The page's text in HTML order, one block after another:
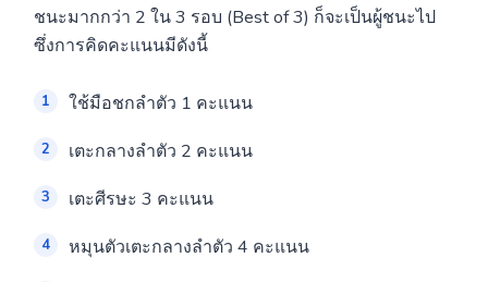
ชนะมากกว่า 2 ใน 3 รอบ (Best of 3) ก็จะเป็นผู้ชนะไป
ซึ่งการคิดคะแนนมีดังนี้
ใช้มือชกลำตัว 1 คะแนน
เตะกลางลำตัว 2 คะแนน
เตะศีรษะ 3 คะแนน
หมุนตัวเตะกลางลำตัว 4 คะแนน